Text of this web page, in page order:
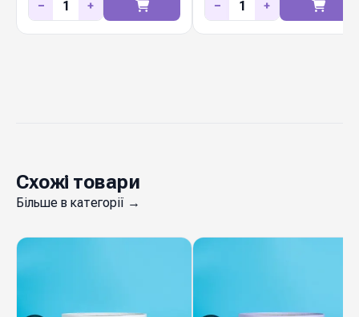
складі в Києві, щотижневі нові колекції, вигідні
ціни для флористів і декораторів.
− + − +
Схожі товари
Більше в категорії →